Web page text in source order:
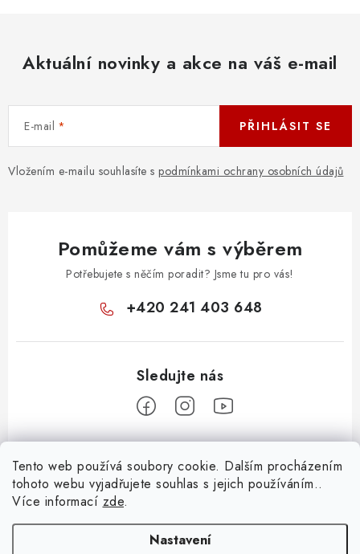
Tento web používá soubory cookie. Dalším procházením
tohoto webu vyjadřujete souhlas s jejich používáním..
Více informací zde.
Nastavení
Aktuální novinky a akce na váš e-mail
E-mail
Vložením e-mailu souhlasíte s podmínkami ochrany osobních údajů
PŘIHLÁSIT SE
Pomůžeme vám s výběrem
Potřebujete s něčím poradit? Jsme tu pro vás!
+420 241 403 648
Z
Informace pro vás
KONTAKTY